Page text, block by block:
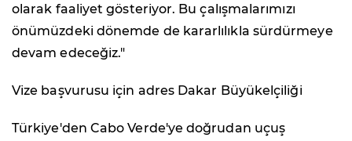
olarak faaliyet gösteriyor. Bu çalışmalarımızı
önümüzdeki dönemde de kararlılıkla sürdürmeye
devam edeceğiz."
Vize başvurusu için adres Dakar Büyükelçiliği
Türkiye'den Cabo Verde'ye doğrudan uçuş